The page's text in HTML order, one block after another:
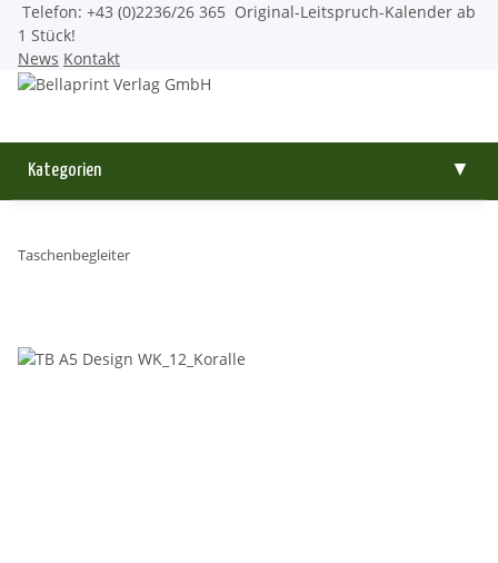
Telefon: +43 (0)2236/26 365 Original-Leitspruch-Kalender ab
1 Stück!
News Kontakt
Kategorien ▼
Taschenbegleiter